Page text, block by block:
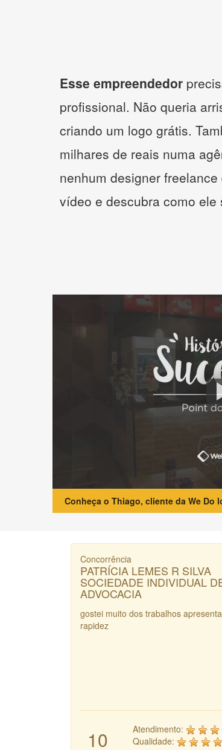
Esse empreendedor
profissional. Não queria
criando um logo grátis.
milhares de reais numa
nenhum designer
vídeo e descubra como
Conheça o Thiago, cliente da We Do
Concorrência
PATRÍCIA LEMES R SILVA
SOCIEDADE INDIVIDUAL
ADVOCACIA
gostei muito dos trabalhos
rapidez
10
Atendimento:
Qualidade: